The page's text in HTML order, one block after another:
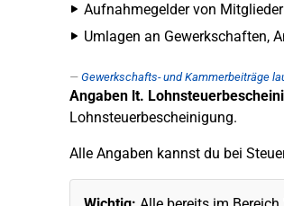
Aufnahmegelder von
Umlagen an Gewerkschaften,
Gewerkschafts- und Kammerbeiträge
Angaben lt.
Lohnsteuerbescheinigung.
Alle Angaben kannst du bei